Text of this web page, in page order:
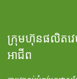
ក្រុមហ៊ុនផលិតវេ
អាជីព